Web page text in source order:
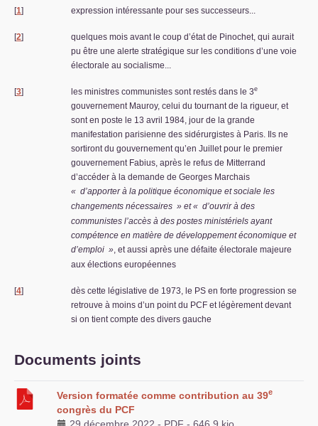
[1] expression intéressante pour ses successeurs...
[2]
quelques mois avant le coup d’état de Pinochet, qui aurait
pu être une alerte stratégique sur les conditions d’une voie
électorale au socialisme...
[3] les ministres communistes sont restés dans le 3e
gouvernement Mauroy, celui du tournant de la rigueur, et
sont en poste le 13 avril 1984, jour de la grande
manifestation parisienne des sidérurgistes à Paris. Ils ne
sortiront du gouvernement qu’en Juillet pour le premier
gouvernement Fabius, après le refus de Mitterrand
d’accéder à la demande de Georges Marchais
« d’apporter à la politique économique et sociale les
changements nécessaires » et « d’ouvrir à des
communistes l’accès à des postes ministériels ayant
compétence en matière de développement économique et
d’emploi » , et aussi après une défaite électorale majeure
aux élections européennes
[4] dès cette législative de 1973, le PS en forte progression se
retrouve à moins d’un point du PCF et légèrement devant
si on tient compte des divers gauche
Documents joints
Version formatée comme contribution au 39e
congrès du PCF
29 décembre 2022 - PDF - 646.9 kio